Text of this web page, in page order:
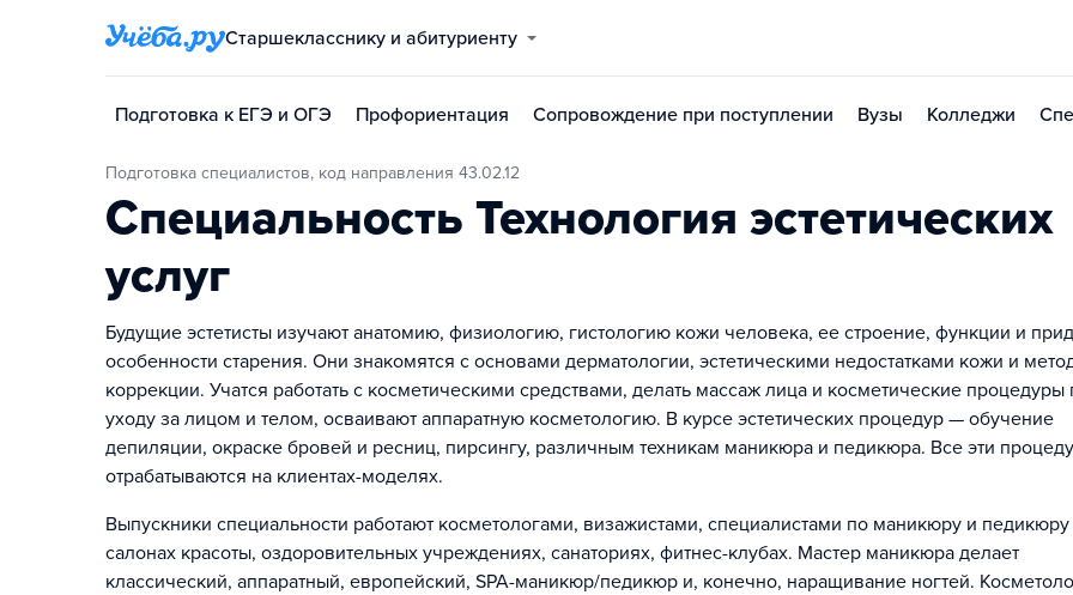
Старшекласснику и абитуриенту
Подготовка к ЕГЭ и ОГЭ Профориентация Сопровождение при поступлении Вузы Колледжи
Подготовка специалистов, код направления 43.02.12
Специальность Технология эстетических
услуг
Будущие эстетисты изучают анатомию, физиологию, гистологию кожи человека, ее строение, функции и
особенности старения. Они знакомятся с основами дерматологии, эстетическими недостатками кожи и
коррекции. Учатся работать с косметическими средствами, делать массаж лица и косметические процедуры
уходу за лицом и телом, осваивают аппаратную косметологию. В курсе эстетических процедур — обучение
депиляции, окраске бровей и ресниц, пирсингу, различным техникам маникюра и педикюра. Все эти
отрабатываются на клиентах-моделях.
Выпускники специальности работают косметологами, визажистами, специалистами по маникюру и педикюру
салонах красоты, оздоровительных учреждениях, санаториях, фитнес-клубах. Мастер маникюра делает
классический‚ аппаратный, европейский‚ SPA-маникюр/педикюр и, конечно, наращивание ногтей.